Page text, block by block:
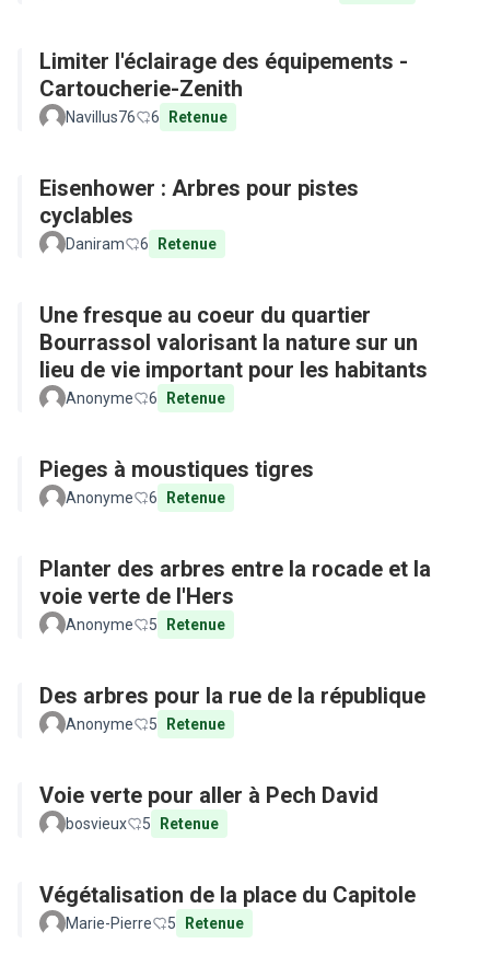
Limiter l'éclairage des équipements -
Cartoucherie-Zenith
Navillus76 6 Retenue
Eisenhower : Arbres pour pistes
cyclables
Daniram 6 Retenue
Une fresque au coeur du quartier
Bourrassol valorisant la nature sur un
lieu de vie important pour les habitants
Anonyme 6 Retenue
Pieges à moustiques tigres
Anonyme 6 Retenue
Planter des arbres entre la rocade et la
voie verte de l'Hers
Anonyme 5 Retenue
Des arbres pour la rue de la république
Anonyme 5 Retenue
Voie verte pour aller à Pech David
bosvieux 5 Retenue
Végétalisation de la place du Capitole
Marie-Pierre 5 Retenue